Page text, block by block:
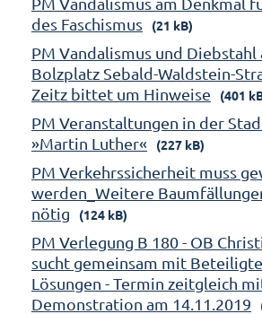
des Faschismus
(21 kB)
PM Vandalismus und Diebstahl
Bolzplatz Sebald-Waldstein-
Zeitz bittet um Hinweise
(401
PM Veranstaltungen in der
»Martin Luther«
(227 kB)
PM Verkehrssicherheit muss
werden_Weitere
nötig
(124 kB)
PM Verlegung B 180 - OB
sucht gemeinsam mit
Lösungen - Termin zeitgleich
Demonstration am 14.11.2019